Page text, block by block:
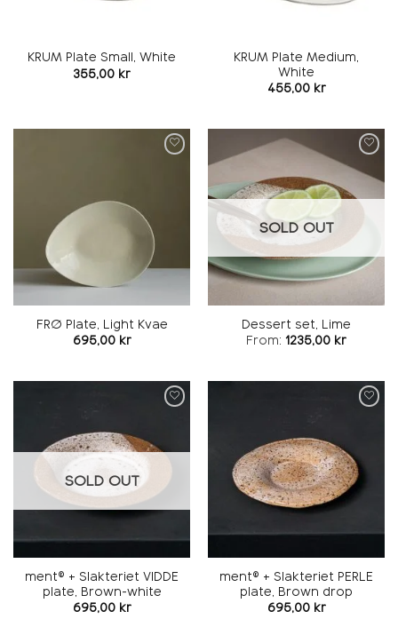
KRUM Plate Small, White
355,00 kr
KRUM Plate Medium,
White
455,00 kr
FRØ Plate, Light Kvae
695,00 kr
wishlist
SOLD OUT
Dessert set, Lime
From: 1235,00 kr
SOLD OUT
ment® + Slakteriet VIDDE
plate, Brown-white
695,00 kr
ment® + Slakteriet PERLE
plate, Brown drop
695,00 kr